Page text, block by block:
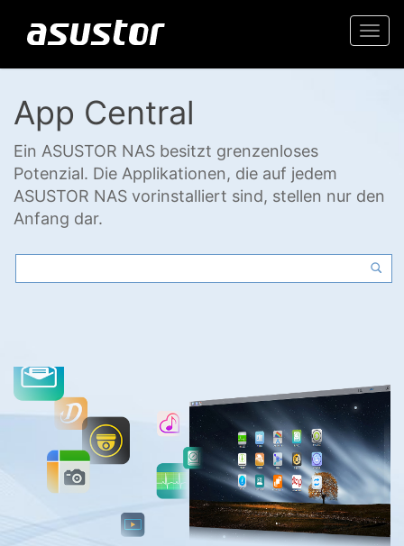
App Central
Ein ASUSTOR NAS besitzt grenzenloses
Potenzial. Die Applikationen, die auf jedem
ASUSTOR NAS vorinstalliert sind, stellen nur den
Anfang dar.